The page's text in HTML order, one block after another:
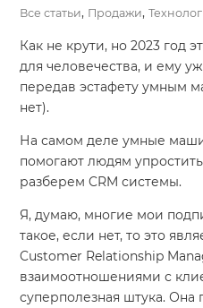
Все статьи, Продажи,
Как не крути, но 2023 год
для человечества, и ему
передав эстафету умным
нет).
На самом деле умные
помогают людям
разберем CRM системы.
Я, думаю, многие мои
такое, если нет, то это
Customer Relationship
взаимоотношениями с
суперполезная штука. Она